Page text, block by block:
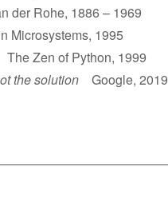
Rohe, 1886 – 1969
1995
Zen of Python, 1999
the solutionGoogle, 2019